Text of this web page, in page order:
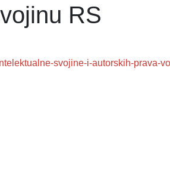
RS
svojine-i-autorskih-prava-